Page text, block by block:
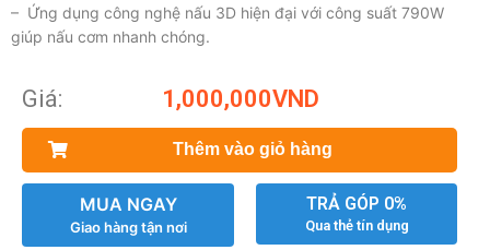
– Ứng dụng công nghệ nấu 3D hiện đại với công suất 790W
giúp nấu cơm nhanh chóng.
Giá: 1,000,000VND
Thêm vào giỏ hàng
MUA NGAY
Giao hàng tận nơi
TRẢ GÓP 0%
Qua thẻ tín dụng